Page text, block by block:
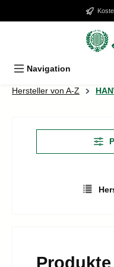
Zum Hauptinhalt springen
Navigation
Hersteller von A-Z